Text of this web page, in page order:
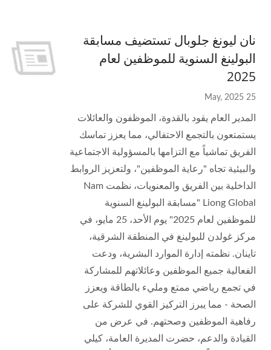
نان ليونغ جلوبال تستضيف مسابقة
البولينغ السنوية للموظفين لعام
2025
25 May, 2025
المدير العام يقود بالقدوة، الموظفون والعائلات
يستمتعون بالتجمع الاحتفالي، مما يعزز تماسك
الفريق تماشياً مع التزامها بالمسؤولية الاجتماعية
والبيئية تجاه "رعاية الموظفين"، ولتعزيز الروابط
الداخلية بين الفريق والمعنويات، نظمت Nam
Liong Global "مسابقة البولينغ السنوية
للموظفين لعام 2025" يوم الأحد، 25 مايو، في
مركز غولدن للبولينغ في المنطقة الشرقية،
تاينان. نظمته إدارة الموارد البشرية، ودعت
الفعالية جميع الموظفين وعائلاتهم للمشاركة
في تجمع رياضي ممتع ومليء بالطاقة ويعزز
الصحة - مما يبرز التركيز القوي للشركة على
رفاهية الموظفين وصحتهم. في عرض من
القيادة والدعم، حضرت المديرة العامة، كيلي